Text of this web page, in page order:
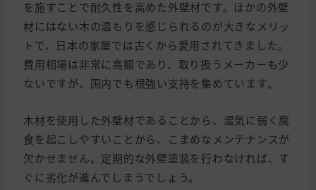
を施すことで耐久性を高めた外壁材です。ほかの外壁
材にはない木の温もりを感じられるのが大きなメリッ
トで、日本の家屋では古くから愛用されてきました。
費用相場は非常に高額であり、取り扱うメーカーも少
ないですが、国内でも根強い支持を集めています。
木材を使用した外壁材であることから、湿気に弱く腐
食を起こしやすいことから、こまめなメンテナンスが
欠かせません。定期的な外壁塗装を行わなければ、す
ぐに劣化が進んでしまうでしょう。